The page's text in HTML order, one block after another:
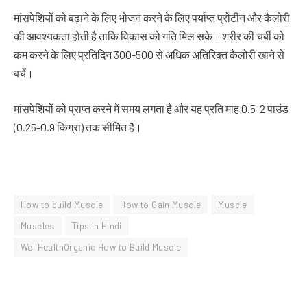
मांसपेशियों को बढ़ाने के लिए भोजन करने के लिए पर्याप्त प्रोटीन और कैलोरी
की आवश्यकता होती है ताकि विकास को गति मिल सके। शरीर की चर्बी को
कम करने के लिए प्रतिदिन 300-500 से अधिक अतिरिक्त कैलोरी खाने से
बचें।
मांसपेशियों को प्राप्त करने में समय लगता है और यह प्रति माह 0.5-2 पाउंड
(0.25-0.9 किग्रा) तक सीमित है।
How to build Muscle How to Gain Muscle
Muscle
Muscles
Tips in Hindi
WellHealthOrganic How to Build Muscle